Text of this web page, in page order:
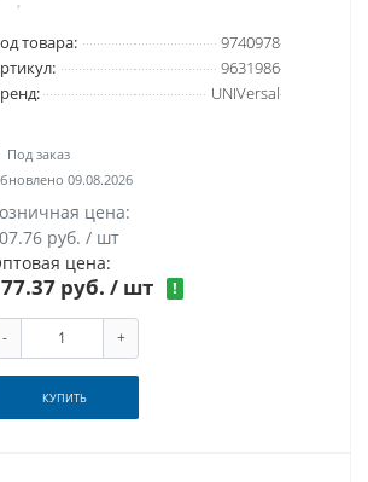
товара:
9740978
9631986
UNIVersal
Под заказ
09.08.2026
цена:
руб. / шт
цена:
руб. / шт !
- +
КУПИТЬ